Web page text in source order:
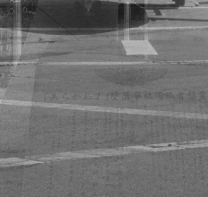
産業基盤
文化基盤
経済基盤